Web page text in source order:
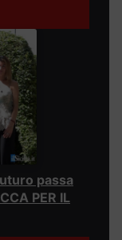
passa
PER IL